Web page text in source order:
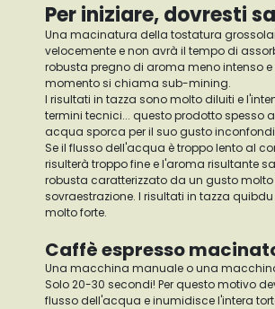
Per iniziare, dovresti
Una macinatura della tostatura
velocemente e non avrà il tempo di
robusta pregno di aroma meno intenso
momento si chiama sub-mining.
I risultati in tazza sono molto diluiti e
termini tecnici... questo prodotto spesso
acqua sporca per il suo gusto
Se il flusso dell'acqua è troppo lento al
risulterà troppo fine e l'aroma risultante
robusta caratterizzato da un gusto
sovraestrazione. I risultati in tazza
molto forte.
Caffè espresso
Una macchina manuale o una
Solo 20-30 secondi! Per questo motivo
flusso dell'acqua e inumidisce l'intera